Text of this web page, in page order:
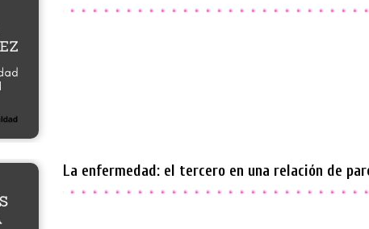
La enfermedad: el tercero en una relación de